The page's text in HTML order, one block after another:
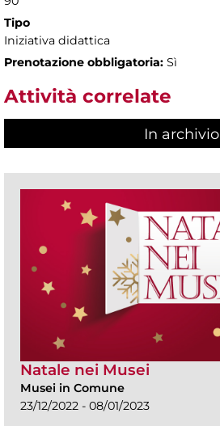
Tipo
Iniziativa didattica
Prenotazione obbligatoria: Sì
Attività correlate
In archivio
Natale nei Musei
Musei in Comune
23/12/2022 - 08/01/2023